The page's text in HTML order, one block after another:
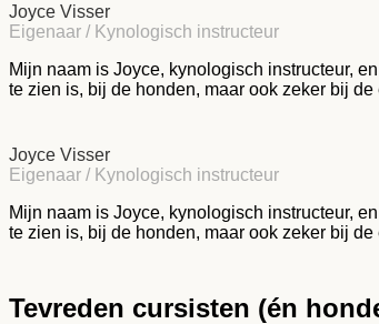
Joyce Visser
Eigenaar / Kynologisch instructeur
Mijn naam is Joyce, kynologisch instructeur,
te zien is, bij de honden, maar ook zeker bij
Joyce Visser
Eigenaar / Kynologisch instructeur
Mijn naam is Joyce, kynologisch instructeur,
te zien is, bij de honden, maar ook zeker bij
Tevreden cursisten (én